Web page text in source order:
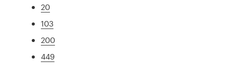
20
103
200
449